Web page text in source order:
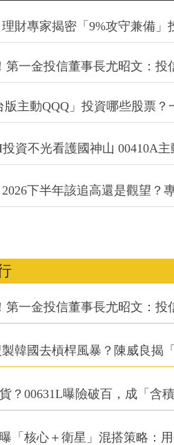
財專家揭密「9%攻守兼備」
第一金投信董事長尤昭文：投
版主動QQQ」投資哪些股票
資不光看護國神山 00410A
下半年該追高還是觀望？
第一金投信董事長尤昭文：投
韓國去槓桿風暴？陳威良揭
？00631L曝險破百，成「含
「核心＋衛星」混搭策略：